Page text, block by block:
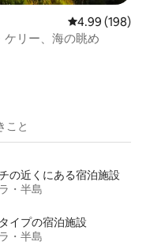
レビュー198
4.99 (198)
リー、海の眺め
こと
の近くにある宿泊施設
・半島
イプの宿泊施設
・半島